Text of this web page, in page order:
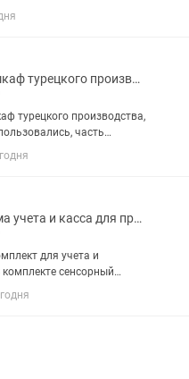
Продам шкаф турецкого производства
турецкого производства,
часть
которое не пригодилось,
Возможен торг
Программа учета и касса для продажи
для учета и
сенсорный
сканер
принтер ценников,
состоянии с одной